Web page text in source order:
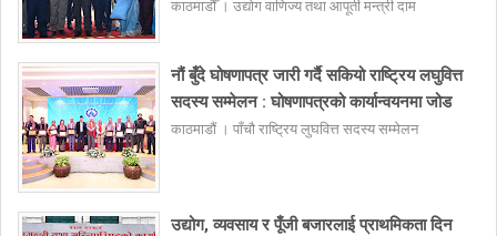
काठमाडौँ । उद्योग वाणिज्य तथा आपूर्ती मन्त्री दाम
नौं बुँदे घोषणापत्र जारी गर्दै सकियो राष्ट्रिय लघुवित्त
सदस्य सम्मेलन : घोषणापत्रको कार्यान्वयनमा जोड
काठमाडौं । पाँचौ राष्ट्रिय लुघवित्त सदस्य सम्मेलन
उद्योग, व्यवसाय र पूँजी बजारलाई प्राथमिकता दिन